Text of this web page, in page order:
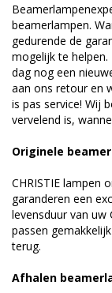
beamerlampen.
gedurende de
mogelijk te helpen.
dag nog een
aan ons retour en
is pas service! Wij
vervelend is,
Originele
CHRISTIE lampen
garanderen een
levensduur van uw
passen
terug.
Afhalen